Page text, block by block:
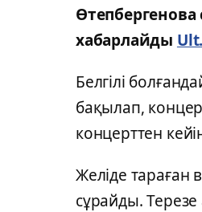
Өтепбергенова
хабарлайды
Белгілі
бақылап,
концерттен
Желіде тараған
сұрайды.